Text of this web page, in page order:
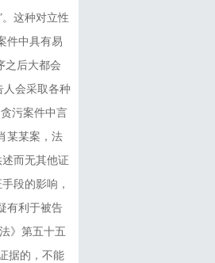
这种对立性
件中具有易
之后大都会
人会采取各种
污案件中言
某某案，法
而无其他证
段的影响，
有利于被告
》第五十五
据的，不能